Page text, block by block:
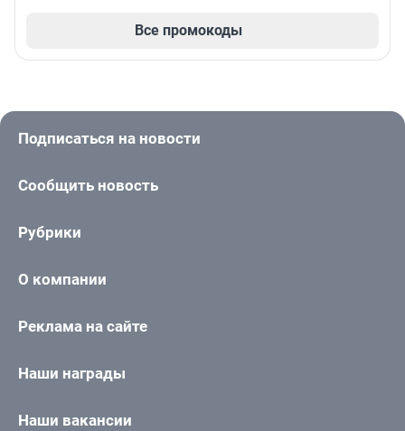
Все промокоды
Подписаться на новости
Сообщить новость
Рубрики
О компании
Реклама на сайте
Наши награды
Наши вакансии